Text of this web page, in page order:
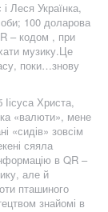
Леся Українка,
100 доларова
– кодом , при
музику.Це
поки…знову
Христа,
«валюти», мене
«сидів» зовсім
сяяла
в QR –
але й
пташиного
знайомі в